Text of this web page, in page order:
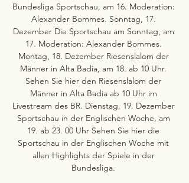
Bundesliga Sportschau, am 16. Moderation:
Alexander Bommes. Sonntag, 17.
Dezember Die Sportschau am Sonntag, am
17. Moderation: Alexander Bommes.
Montag, 18. Dezember Riesenslalom der
Männer in Alta Badia, am 18. ab 10 Uhr.
Sehen Sie hier den Riesenslalom der
Männer in Alta Badia ab 10 Uhr im
Livestream des BR. Dienstag, 19. Dezember
Sportschau in der Englischen Woche, am
19. ab 23. 00 Uhr Sehen Sie hier die
Sportschau in der Englischen Woche mit
allen Highlights der Spiele in der
Bundesliga.